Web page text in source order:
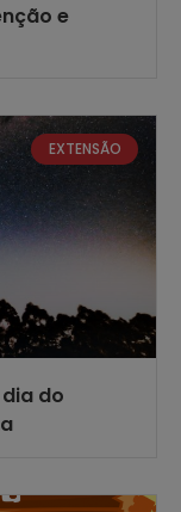
e
EXTENSÃO
do